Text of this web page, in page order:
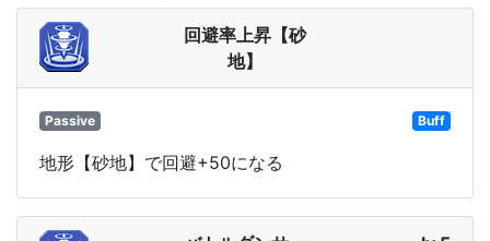
回避率上昇【砂
地】
Passive Buff
地形【砂地】で回避+50になる